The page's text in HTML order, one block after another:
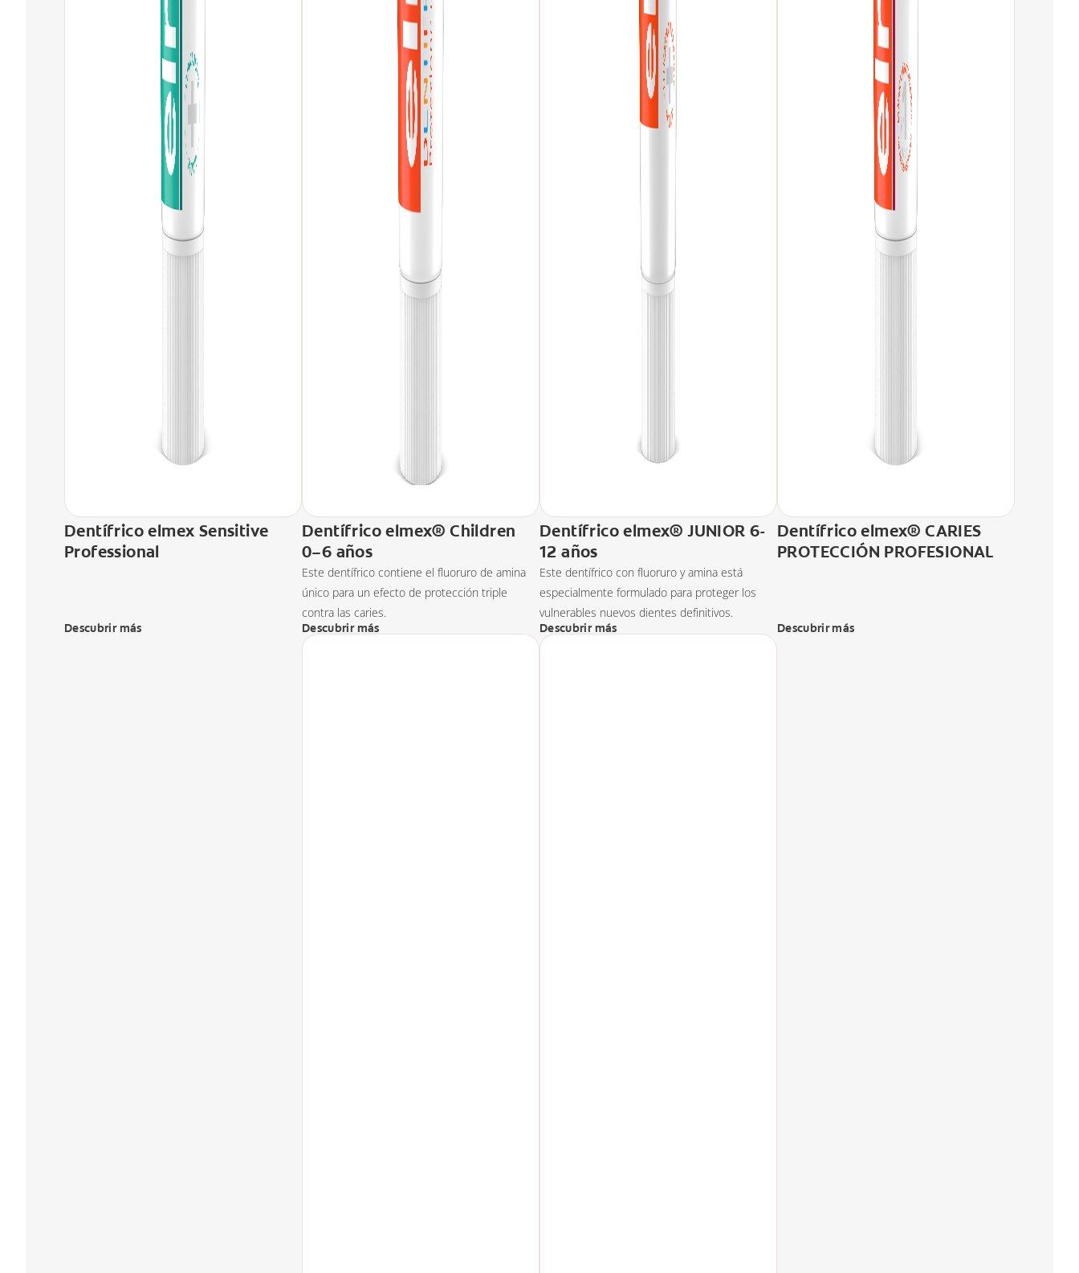
Dentífrico elmex Sensitive
Professional
Descubrir más
Dentífrico elmex® Children
0–6 años
Este dentífrico contiene el fluoruro de amina
único para un efecto de protección triple
contra las caries.
Descubrir más
Dentífrico elmex® JUNIOR 6-
12 años
Este dentífrico con fluoruro y amina está
especialmente formulado para proteger los
vulnerables nuevos dientes definitivos.
Descubrir más
Dentífrico elmex® CARIES
PROTECCIÓN PROFESIONAL
Descubrir más